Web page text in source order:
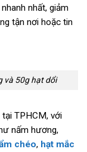
nhất, giảm
tận nơi hoặc tin
và 50g hạt dổi
TPHCM, với
nấm hương,
chéo, hạt mắc